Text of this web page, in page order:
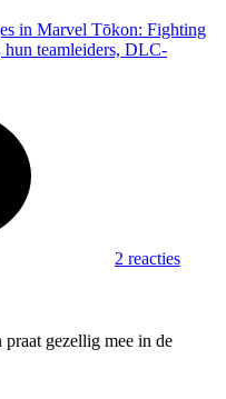
in Marvel Tōkon: Fighting
hun teamleiders, DLC-
2 reacties
praat gezellig mee in de